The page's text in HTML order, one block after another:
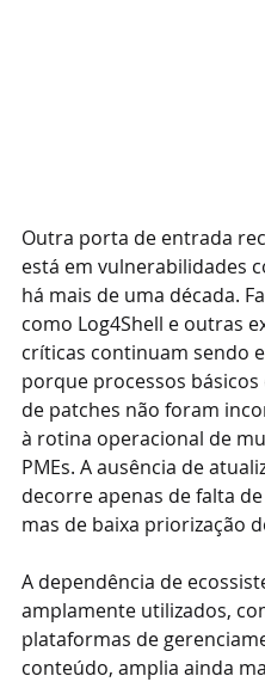
Outra porta de entrada
está em vulnerabilidades
há mais de uma década.
como Log4Shell e outras
críticas continuam sendo
porque processos básicos
de patches não foram
à rotina operacional de
PMEs. A ausência de
decorre apenas de falta
mas de baixa priorização
A dependência de
amplamente utilizados,
plataformas de
conteúdo, amplia ainda